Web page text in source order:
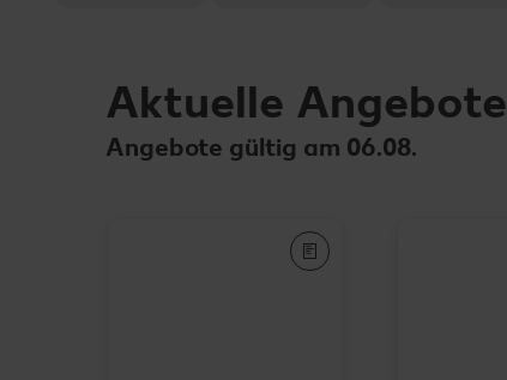
Aktuelle Angebote
Angebote gültig am 06.08.